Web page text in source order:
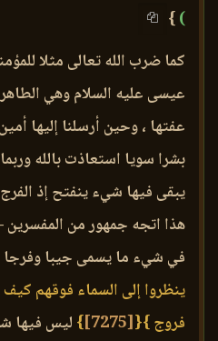
)
}
كما ضرب الله تعالى مثلا
عيسى عليه السلام وهي
عفتها ، وحين أرسلنا إليها
بشرا سويا استعاذت بالله
يبقى فيها شيء ينفتح إذ
هذا اتجه جمهور من
في شيء ما يسمى جيبا وفرجا
ينظروا إلى السماء فوقهم كيف
فروج }{
[7275]
} ليس فيها